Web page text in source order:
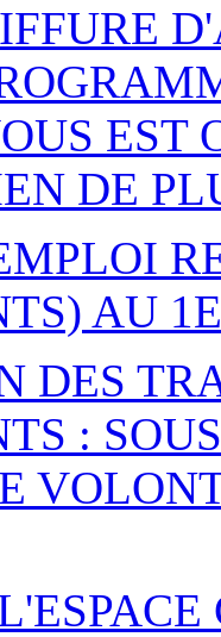
EST
DE
AU
DES
: